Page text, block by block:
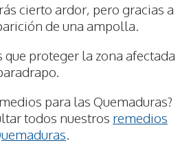
cierto ardor, pero gracias a
de una ampolla.
proteger la zona afectada
para las Quemaduras?
todos nuestros remedios
.